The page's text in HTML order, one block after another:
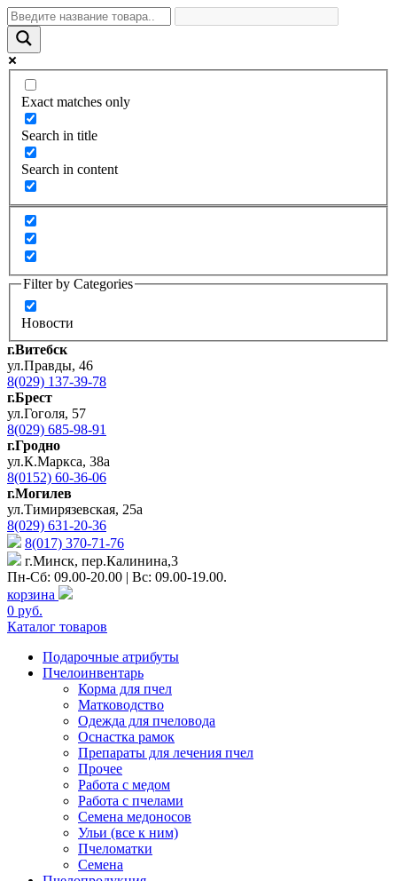
Exact matches only
Search in title
Search in content
Filter by Categories
Новости
г.Витебск
ул.Правды, 46
8(029) 137-39-78
г.Брест
ул.Гоголя, 57
8(029) 685-98-91
г.Гродно
ул.К.Маркса, 38а
8(0152) 60-36-06
г.Могилев
ул.Тимирязевская, 25а
8(029) 631-20-36
8(017) 370-71-76
г.Минск, пер.Калинина,3
Пн-Сб: 09.00-20.00 | Вс: 09.00-19.00.
корзина
0 руб.
Каталог товаров
Подарочные атрибуты
Пчелоинвентарь
Корма для пчел
Матководство
Одежда для пчеловода
Оснастка рамок
Препараты для лечения пчел
Прочее
Работа с медом
Работа с пчелами
Семена медоносов
Ульи (все к ним)
Пчеломатки
Семена